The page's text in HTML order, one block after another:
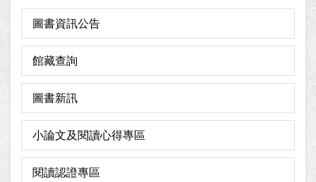
圖書資訊公告
館藏查詢
圖書新訊
小論文及閱讀心得專區
閱讀認證專區